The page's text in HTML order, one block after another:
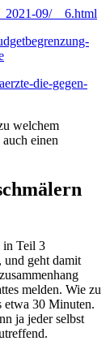
09/__6.html
die-gegen-
welchem
einen
in Teil 3
und geht damit
melden. Wie zu
etwa 30 Minuten.
ja jeder selbst